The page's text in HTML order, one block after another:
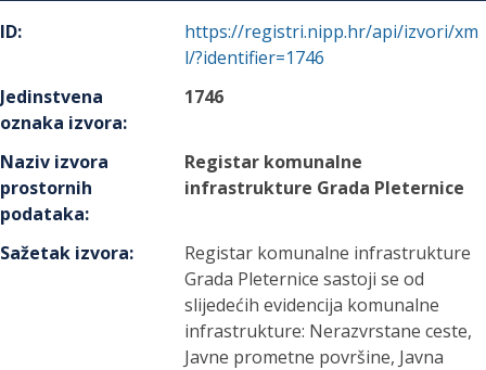
ID:
https://registri.nipp.hr/api/izvori/xm
l/?identifier=1746
Jedinstvena
oznaka izvora:
1746
Naziv izvora
prostornih
podataka:
Registar komunalne
infrastrukture Grada Pleternice
Sažetak izvora:
Registar komunalne infrastrukture
Grada Pleternice sastoji se od
slijedećih evidencija komunalne
infrastrukture: Nerazvrstane ceste,
Javne prometne površine, Javna